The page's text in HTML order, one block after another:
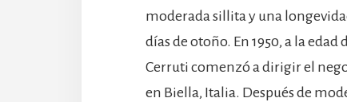
moderada sillita y una
días de otoño. En 1950, a la
Cerruti comenzó a dirigir el
en Biella, Italia. Después de